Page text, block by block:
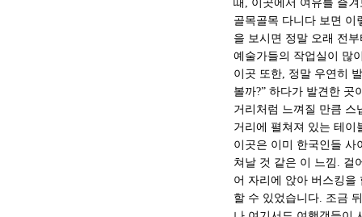
때, 이곳에서 여유를 즐
골목골목 다니다 보면 이
을 보시면 정말 오래 전
예술가들의 작업실이 많
이곳 또한, 정말 우연히
볼까?” 하다가 발견한
거리처럼 느껴질 만큼 스
거리에 펼쳐져 있는 테이
이곳은 이미 한국인들 사
쳐날 것 같은 이 느낌. 걸
어 자리에 앉아 버스킹을
할 수 있었습니다. 조금